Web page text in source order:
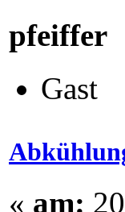
pfeiffer
Gast
« am: